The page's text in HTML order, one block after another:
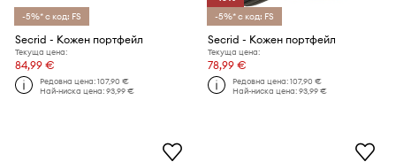
-5%* с код: FS
Secrid - Кожен портфейл
Текуща цена:
84,99 €
Редовна цена:107,90 €
Най-ниска цена:93,99 €
-5%* с код: FS
Secrid - Кожен портфейл
Текуща цена:
78,99 €
Редовна цена:107,90 €
Най-ниска цена:93,99 €